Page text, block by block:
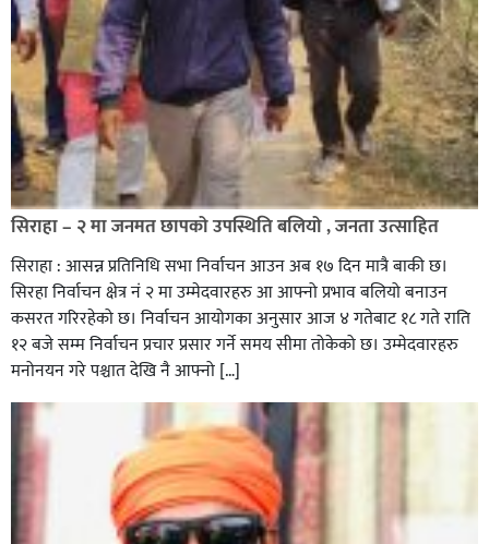
सिराहा – २ मा जनमत छापको उपस्थिति बलियो , जनता उत्साहित
सिराहा : आसन्न प्रतिनिधि सभा निर्वाचन आउन अब १७ दिन मात्रै बाकी छ।
सिरहा निर्वाचन क्षेत्र नं २ मा उम्मेदवारहरु आ आफ्नो प्रभाव बलियो बनाउन
कसरत गरिरहेको छ। निर्वाचन आयोगका अनुसार आज ४ गतेबाट १८ गते राति
१२ बजे सम्म निर्वाचन प्रचार प्रसार गर्ने समय सीमा तोकेको छ। उम्मेदवारहरु
मनोनयन गरे पश्चात देखि नै आफ्नो […]